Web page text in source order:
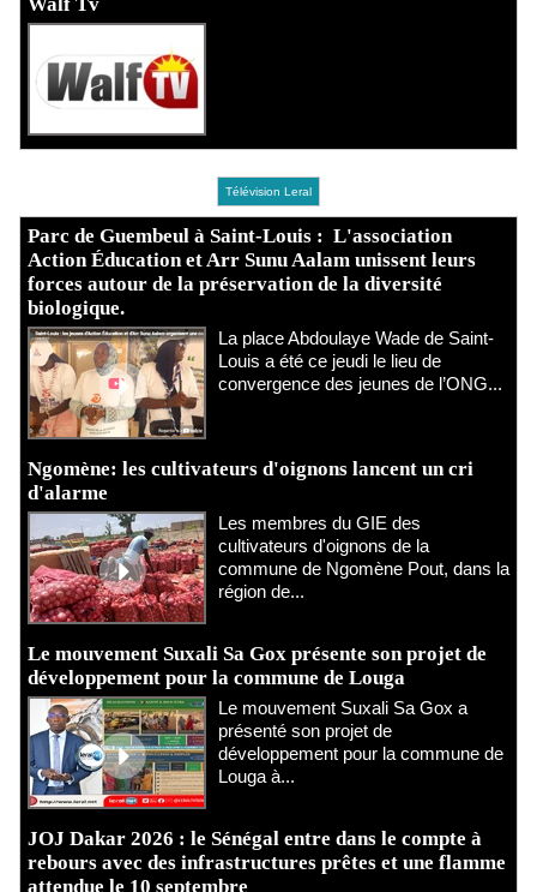
Télévision Leral
Parc de Guembeul à Saint-Louis : L'association
Action Éducation et Arr Sunu Aalam unissent leurs
forces autour de la préservation de la diversité
biologique.
​La place Abdoulaye Wade de Saint-
Louis a été ce jeudi le lieu de
convergence des jeunes de l’ONG...
Ngomène: les cultivateurs d'oignons lancent un cri
d'alarme
Les membres du GIE des
cultivateurs d'oignons de la
commune de Ngomène Pout, dans la
région de...
Le mouvement Suxali Sa Gox présente son projet de
développement pour la commune de Louga
Le mouvement Suxali Sa Gox a
présenté son projet de
développement pour la commune de
Louga à...
JOJ Dakar 2026 : le Sénégal entre dans le compte à
rebours avec des infrastructures prêtes et une flamme
attendue le 10 septembre